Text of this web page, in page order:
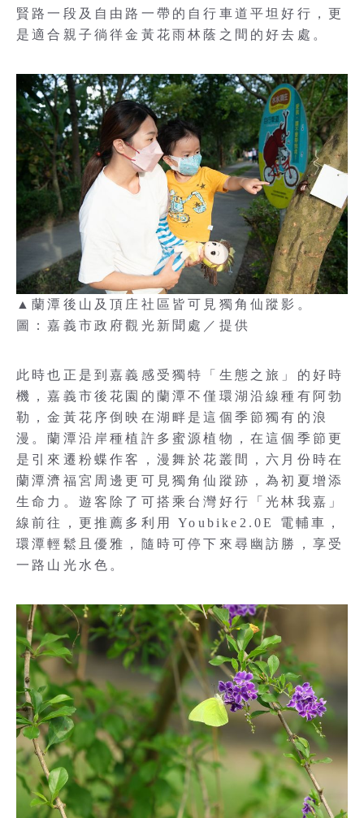
賢路一段及自由路一帶的自行車道平坦好行，更
是適合親子徜徉金黃花雨林蔭之間的好去處。
▲蘭潭後山及頂庄社區皆可見獨角仙蹤影。
圖：嘉義市政府觀光新聞處／提供
此時也正是到嘉義感受獨特「生態之旅」的好時
機，嘉義市後花園的蘭潭不僅環湖沿線種有阿勃
勒，金黃花序倒映在湖畔是這個季節獨有的浪
漫。蘭潭沿岸種植許多蜜源植物，在這個季節更
是引來遷粉蝶作客，漫舞於花叢間，六月份時在
蘭潭濟福宮周邊更可見獨角仙蹤跡，為初夏增添
生命力。遊客除了可搭乘台灣好行「光林我嘉」
線前往，更推薦多利用 Youbike2.0E 電輔車，
環潭輕鬆且優雅，隨時可停下來尋幽訪勝，享受
一路山光水色。